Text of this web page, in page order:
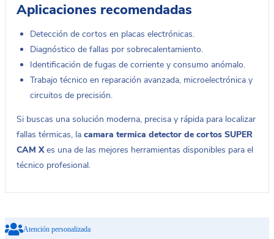
Aplicaciones recomendadas
Detección de cortos en placas electrónicas.
Diagnóstico de fallas por sobrecalentamiento.
Identificación de fugas de corriente y consumo anómalo.
Trabajo técnico en reparación avanzada, microelectrónica y
circuitos de precisión.
Si buscas una solución moderna, precisa y rápida para localizar
fallas térmicas, la camara termica detector de cortos SUPER
CAM Xes una de las mejores herramientas disponibles para el
técnico profesional.
Atención personalizada